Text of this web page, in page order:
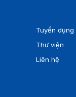
Tuyển dụng
Thư viện
Liên hệ